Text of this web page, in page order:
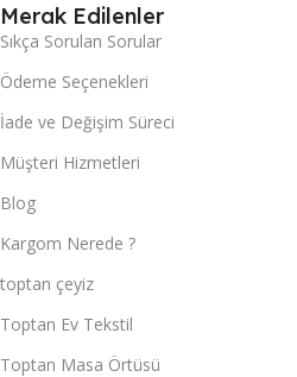
Merak Edilenler
Sıkça Sorulan Sorular
Ödeme Seçenekleri
İade ve Değişim Süreci
Müşteri Hizmetleri
Blog
Kargom Nerede ?
toptan çeyiz
Toptan Ev Tekstil
Toptan Masa Örtüsü